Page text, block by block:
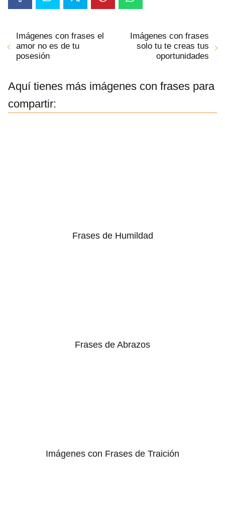
Imágenes con frases el
amor no es de tu
posesión
Imágenes con frases
solo tu te creas tus
oportunidades
Aquí tienes más imágenes con frases para
compartir:
Frases de Humildad
Frases de Abrazos
Imágenes con Frases de Traición